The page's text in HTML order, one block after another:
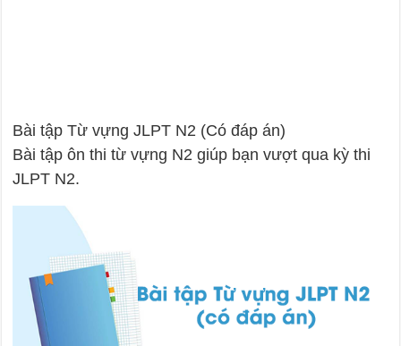
Bài tập Từ vựng JLPT N2 (Có đáp án)
Bài tập ôn thi từ vựng N2 giúp bạn vượt qua kỳ thi
JLPT N2.